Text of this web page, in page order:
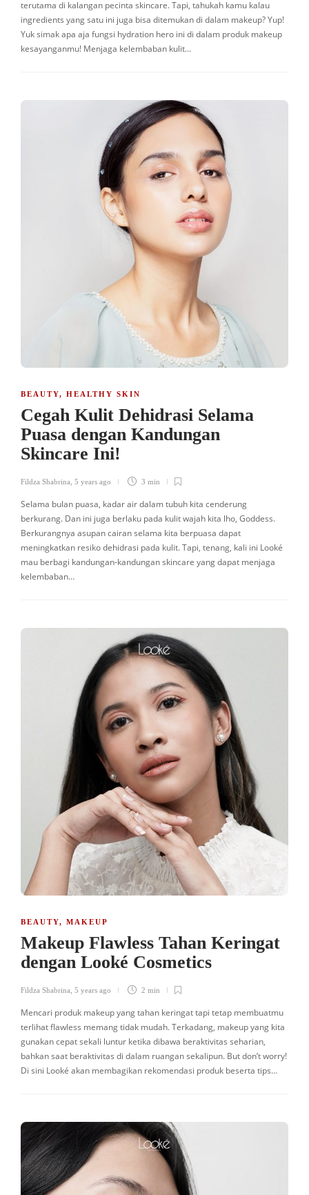
terutama di kalangan pecinta skincare. Tapi, tahukah kamu kalau
ingredients yang satu ini juga bisa ditemukan di dalam makeup? Yup!
Yuk simak apa aja fungsi hydration hero ini di dalam produk makeup
kesayanganmu! Menjaga kelembaban kulit…
BEAUTY, HEALTHY SKIN
Cegah Kulit Dehidrasi Selama
Puasa dengan Kandungan
Skincare Ini!
Fildza Shabrina 5 years ago 3 min
Selama bulan puasa, kadar air dalam tubuh kita cenderung
berkurang. Dan ini juga berlaku pada kulit wajah kita lho, Goddess.
Berkurangnya asupan cairan selama kita berpuasa dapat
meningkatkan resiko dehidrasi pada kulit. Tapi, tenang, kali ini Looké
mau berbagi kandungan-kandungan skincare yang dapat menjaga
kelembaban…
BEAUTY, MAKEUP
Makeup Flawless Tahan Keringat
dengan Looké Cosmetics
Fildza Shabrina 5 years ago 2 min
Mencari produk makeup yang tahan keringat tapi tetap membuatmu
terlihat flawless memang tidak mudah. Terkadang, makeup yang kita
gunakan cepat sekali luntur ketika dibawa beraktivitas seharian,
bahkan saat beraktivitas di dalam ruangan sekalipun. But don’t worry!
Di sini Looké akan membagikan rekomendasi produk beserta tips…